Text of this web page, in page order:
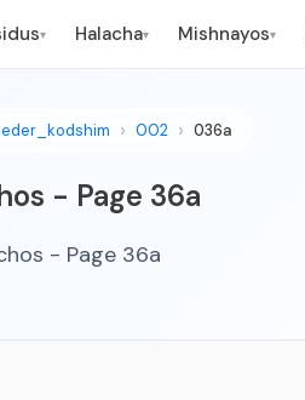
▾ Halacha▾ Mishnayos▾
002 036a
- Page 36a
- Page 36a